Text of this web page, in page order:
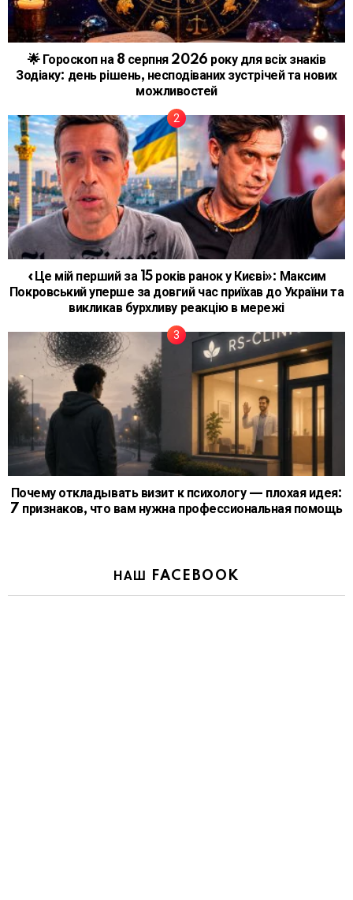
🌟 Гороскоп на 8 серпня 2026 року для всіх знаків
Зодіаку: день рішень, несподіваних зустрічей та нових
можливостей
«Це мій перший за 15 років ранок у Києві»: Максим
Покровський уперше за довгий час приїхав до України та
викликав бурхливу реакцію в мережі
Почему откладывать визит к психологу — плохая идея:
7 признаков, что вам нужна профессиональная помощь
НАШ FACEBOOK